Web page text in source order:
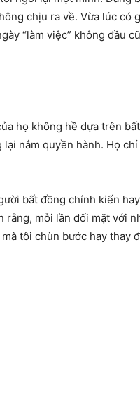
chịu ra về. Vừa lúc có
“làm việc” không đầu
họ không hề dựa trên
nắm quyền hành. Họ
bất đồng chính kiến
mỗi lần đối mặt với
tôi chùn bước hay thay